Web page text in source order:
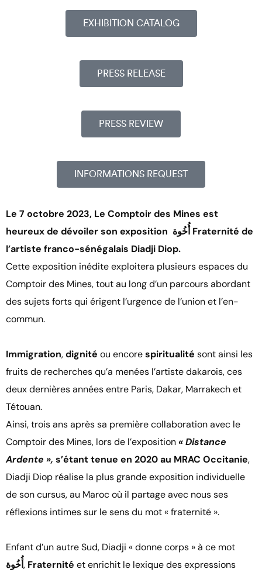
EXHIBITION CATALOG
PRESS RELEASE
PRESS REVIEW
INFORMATIONS REQUEST
Le 7 octobre 2023, Le Comptoir des Mines est
heureux de dévoiler son exposition أُخُوة Fraternité de
l’artiste franco-sénégalais Diadji Diop.
Cette exposition inédite exploitera plusieurs espaces du
Comptoir des Mines, tout au long d’un parcours abordant
des sujets forts qui érigent l’urgence de l’union et l’en-
commun.
Immigration,dignité ou encorespiritualité sont ainsi les
fruits de recherches qu’a menées l’artiste dakarois, ces
deux dernières années entre Paris, Dakar, Marrakech et
Tétouan.
Ainsi, trois ans après sa première collaboration avec le
Comptoir des Mines, lors de l’exposition« Distance
Ardente », s’étant tenue en 2020 au MRAC Occitanie,
Diadji Diop réalise la plus grande exposition individuelle
de son cursus, au Maroc où il partage avec nous ses
réflexions intimes sur le sens du mot « fraternité ».
Enfant d’un autre Sud, Diadji « donne corps » à ce mot
أُخُوة, Fraternité et enrichit le lexique des expressions